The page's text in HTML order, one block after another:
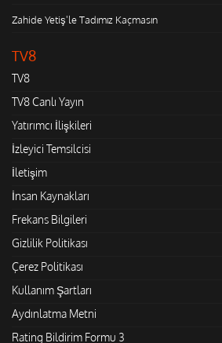
Zahide Yetiş'le Tadımız Kaçmasın
TV8
TV8
TV8 Canlı Yayın
Yatırımcı İlişkileri
İzleyici Temsilcisi
İletişim
İnsan Kaynakları
Frekans Bilgileri
Gizlilik Politikası
Çerez Politikası
Kullanım Şartları
Aydınlatma Metni
Rating Bildirim Formu 3